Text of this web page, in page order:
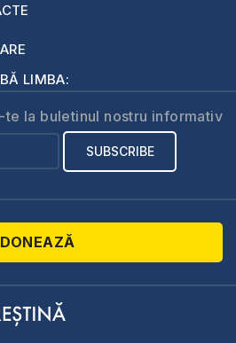
LIMBA:
te la buletinul nostru informativ
DONEAZĂ